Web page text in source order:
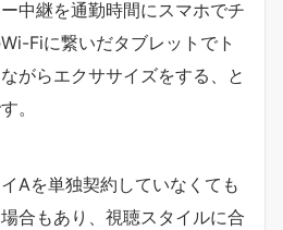
中継を通勤時間にスマホでチ
Fiに繋いだタブレットでト
がらエクササイズをする、と
。
Aを単独契約していなくても
合もあり、視聴スタイルに合